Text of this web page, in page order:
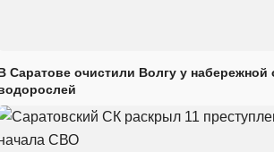
Саратове очистили Волгу у набережной